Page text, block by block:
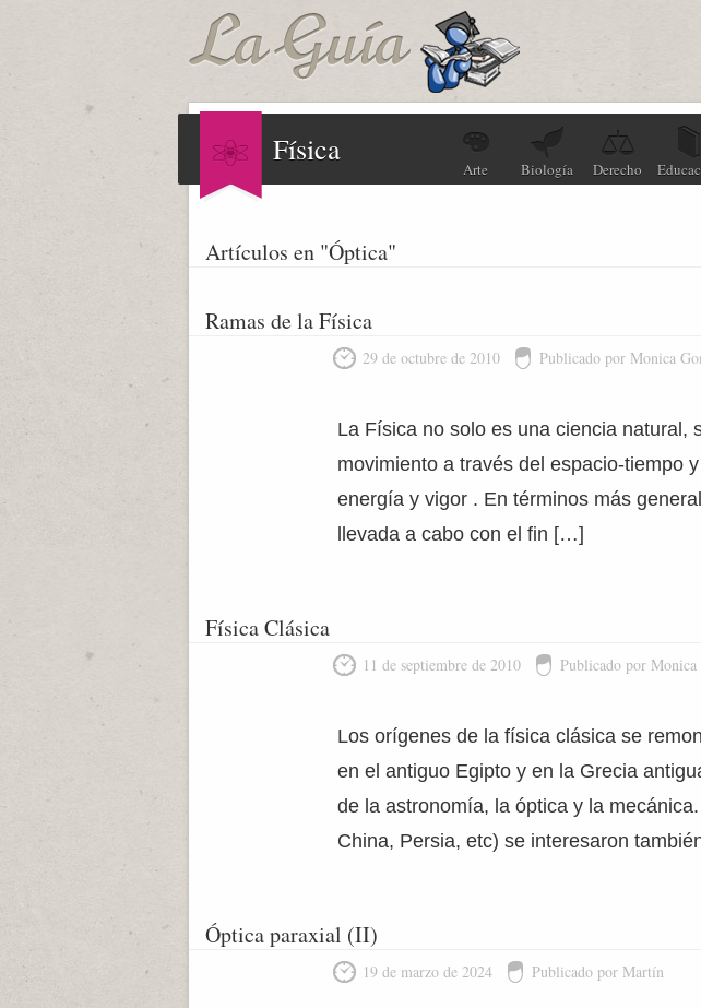
Física
Arte Biología Derecho
Artículos en "Óptica"
Ramas de la Física
29 de octubre de 2010 Publicado por Monica
La Física no solo es una ciencia natural,
movimiento a través del espacio-tiempo
energía y vigor . En términos más
llevada a cabo con el fin […]
Física Clásica
11 de septiembre de 2010 Publicado por Monica
Los orígenes de la física clásica se
en el antiguo Egipto y en la Grecia
de la astronomía, la óptica y la
China, Persia, etc) se interesaron
Óptica paraxial (II)
19 de marzo de 2024 Publicado por Martín